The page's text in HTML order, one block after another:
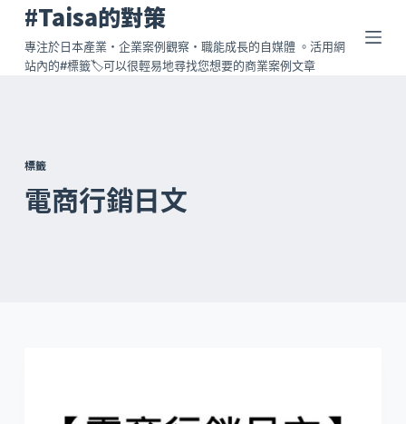
跳
至
主
#Taisa的對策
專注於日本產業・企業案例觀察・職能成長的自媒體 。活用網
站內的#標籤🏷️可以很輕易地尋找您想要的商業案例文章
標籤
電商行銷日文